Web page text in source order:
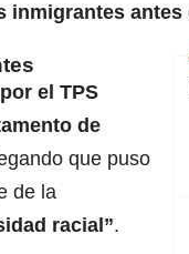
inmigrantes
el TPS
de
que puso
de la
racial”.